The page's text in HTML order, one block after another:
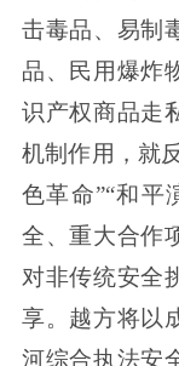
击毒品、易制
品、民用爆炸
识产权商品走
机制作用，就
色革命”“和平
全、重大合作
对非传统安全
享。越方将以
河综合执法安